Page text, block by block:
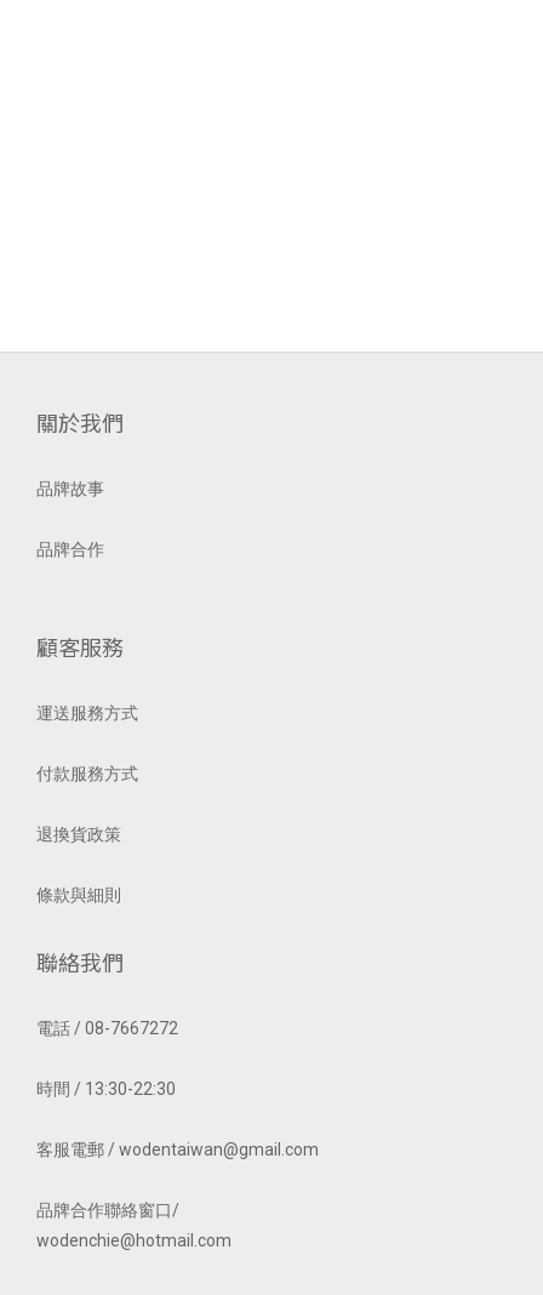
關於我們
品牌故事
品牌合作
顧客服務
運送服務方式
付款服務方式
退換貨政策
條款與細則
聯絡我們
電話 / 08-7667272
時間 / 13:30-22:30
客服電郵 / wodentaiwan@gmail.com
品牌合作聯絡窗口/
wodenchie@hotmail.com